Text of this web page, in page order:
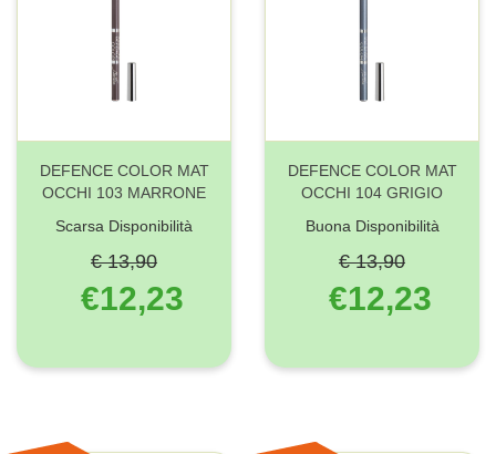
DEFENCE COLOR MAT
OCCHI 103 MARRONE
Scarsa Disponibilità
€ 13,90
€12,23
DEFENCE COLOR MAT
OCCHI 104 GRIGIO
Buona Disponibilità
€ 13,90
€12,23